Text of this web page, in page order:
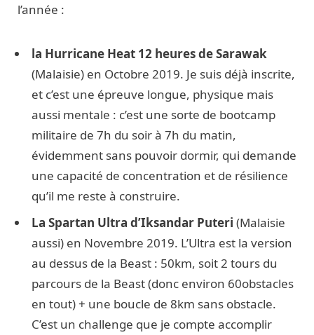
l’année :
la Hurricane Heat 12 heures de Sarawak
(Malaisie) en Octobre 2019. Je suis déjà inscrite,
et c’est une épreuve longue, physique mais
aussi mentale : c’est une sorte de bootcamp
militaire de 7h du soir à 7h du matin,
évidemment sans pouvoir dormir, qui demande
une capacité de concentration et de résilience
qu’il me reste à construire.
La Spartan Ultra d’Iksandar Puteri (Malaisie
aussi) en Novembre 2019. L’Ultra est la version
au dessus de la Beast : 50km, soit 2 tours du
parcours de la Beast (donc environ 60obstacles
en tout) + une boucle de 8km sans obstacle.
C’est un challenge que je compte accomplir